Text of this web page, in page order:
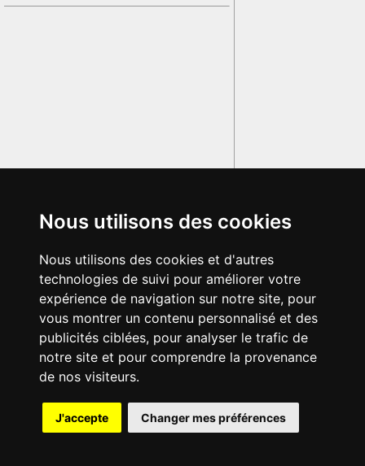
Nous utilisons des cookies
Nous utilisons des cookies et d'autres
technologies de suivi pour améliorer votre
expérience de navigation sur notre site, pour
vous montrer un contenu personnalisé et des
publicités ciblées, pour analyser le trafic de
notre site et pour comprendre la provenance
de nos visiteurs.
J'accepte Changer mes préférences
{{ID:MORTALE100}} ---CACHE---
© 2003-2029 - Tous droits réservés - Olivetti Media Communication